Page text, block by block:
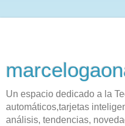
Un espacio dedicado a la
automáticos,tarjetas
análisis, tendencias,